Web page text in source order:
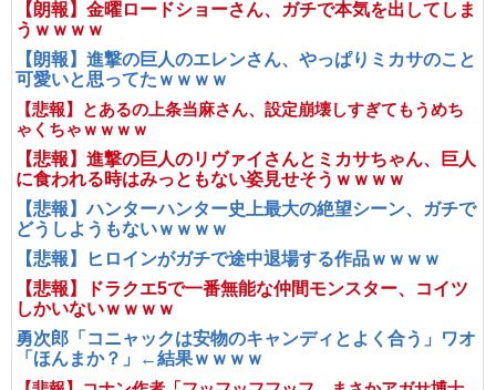
【朗報】金曜ロードショーさん、ガチで本気を出してしま
うｗｗｗｗ
【朗報】進撃の巨人のエレンさん、やっぱりミカサのこと
可愛いと思ってたｗｗｗｗ
【悲報】とあるの上条当麻さん、設定崩壊しすぎてもうめち
ゃくちゃｗｗｗｗ
【悲報】進撃の巨人のリヴァイさんとミカサちゃん、巨人
に食われる時はみっともない姿見せそうｗｗｗｗ
【悲報】ハンターハンター史上最大の絶望シーン、ガチで
どうしようもないｗｗｗｗ
【悲報】ヒロインがガチで途中退場する作品ｗｗｗｗ
【悲報】ドラクエ5で一番無能な仲間モンスター、コイツ
しかいないｗｗｗｗ
勇次郎「コニャックは安物のキャンディとよく合う」ワオ
「ほんまか？」←結果ｗｗｗｗ